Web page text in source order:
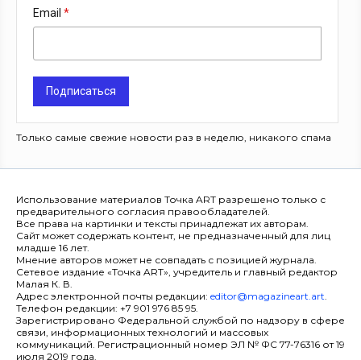
Email
Подписаться
Только самые свежие новости раз в неделю, никакого спама
Использование материалов Точка ART разрешено только с
предварительного согласия правообладателей.
Все права на картинки и тексты принадлежат их авторам.
Сайт может содержать контент, не предназначенный для лиц
младше 16 лет.
Мнение авторов может не совпадать с позицией журнала.
Сетевое издание «Точка ART», учредитель и главный редактор
Малая К. В.
Адрес электронной почты редакции: editor@magazineart.art.
Телефон редакции: +7 901 976 85 95.
Зарегистрировано Федеральной службой по надзору в сфере
связи, информационных технологий и массовых
коммуникаций. Регистрационный номер ЭЛ № ФС 77-76316 от 19
июля 2019 года.